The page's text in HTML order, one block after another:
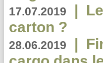
17.07.2019 |
carton ?
28.06.2019 |